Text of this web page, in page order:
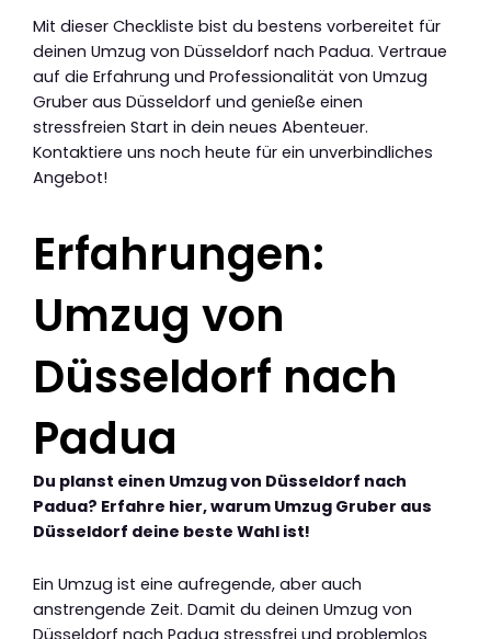
Mit dieser Checkliste bist du bestens vorbereitet für
deinen Umzug von Düsseldorf nach Padua. Vertraue
auf die Erfahrung und Professionalität von Umzug
Gruber aus Düsseldorf und genieße einen
stressfreien Start in dein neues Abenteuer.
Kontaktiere uns noch heute für ein unverbindliches
Angebot!
Erfahrungen:
Umzug von
Düsseldorf nach
Padua
Du planst einen Umzug von Düsseldorf nach
Padua? Erfahre hier, warum Umzug Gruber aus
Düsseldorf deine beste Wahl ist!
Ein Umzug ist eine aufregende, aber auch
anstrengende Zeit. Damit du deinen Umzug von